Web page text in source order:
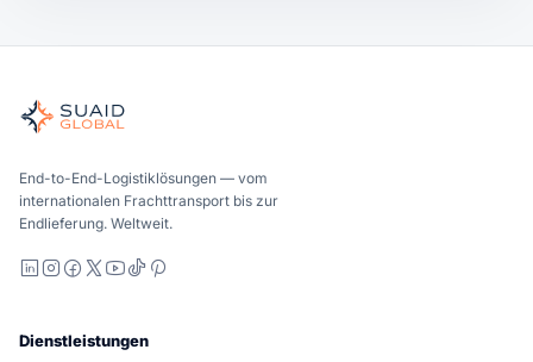
Unabhängiger Frachtkoordinator für globale See-, Luft-,
See-, Luft- und Bodentransport – Carrier-neutral
End-to-End-Logistiklösungen — vom
internationalen Frachttransport bis zur
Endlieferung. Weltweit.
LinkedIn
Instagram
Facebook
X YouTube
TikTok
Dienstleistungen